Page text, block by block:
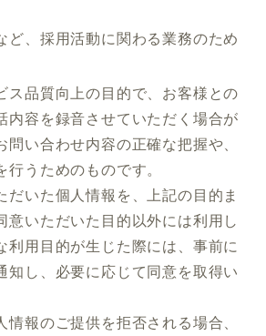
ど、採用活動に関わる業務のため
ス品質向上の目的で、お客様との
内容を録音させていただく場合が
問い合わせ内容の正確な把握や、
行うためのものです。
だいた個人情報を、上記の目的ま
意いただいた目的以外には利用し
利用目的が生じた際には、事前に
知し、必要に応じて同意を取得い
情報のご提供を拒否される場合、